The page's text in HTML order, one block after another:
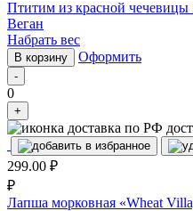
Птитим из красной чечевицы
Веган
Набрать вес
В корзину Оформить
-
0
+
299.00 ₽
₽
Лапша морковная «Wheat